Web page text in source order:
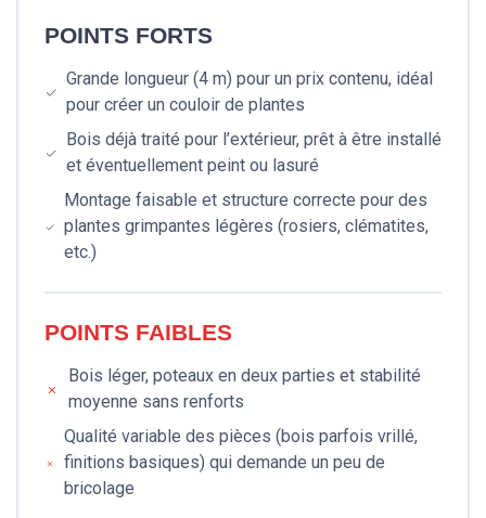
POINTS FORTS
Grande longueur (4 m) pour un prix contenu, idéal
pour créer un couloir de plantes
Bois déjà traité pour l’extérieur, prêt à être installé
et éventuellement peint ou lasuré
Montage faisable et structure correcte pour des
plantes grimpantes légères (rosiers, clématites,
etc.)
POINTS FAIBLES
Bois léger, poteaux en deux parties et stabilité
moyenne sans renforts
Qualité variable des pièces (bois parfois vrillé,
finitions basiques) qui demande un peu de
bricolage